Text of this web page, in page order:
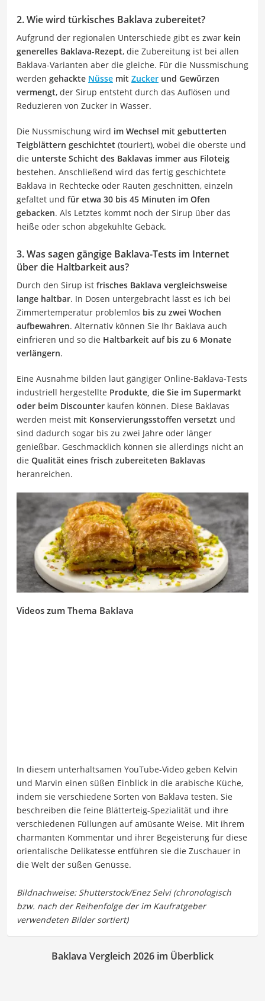
2. Wie wird türkisches Baklava zubereitet?
Aufgrund der regionalen Unterschiede gibt es zwar kein
generelles Baklava-Rezept, die Zubereitung ist bei allen
Baklava-Varianten aber die gleiche. Für die Nussmischung
werden gehackte Nüsse mit Zucker und Gewürzen
vermengt, der Sirup entsteht durch das Auflösen und
Reduzieren von Zucker in Wasser.
Die Nussmischung wird im Wechsel mit gebutterten
Teigblättern geschichtet (touriert), wobei die oberste und
die unterste Schicht des Baklavas immer aus Filoteig
bestehen. Anschließend wird das fertig geschichtete
Baklava in Rechtecke oder Rauten geschnitten, einzeln
gefaltet und für etwa 30 bis 45 Minuten im Ofen
gebacken. Als Letztes kommt noch der Sirup über das
heiße oder schon abgekühlte Gebäck.
3. Was sagen gängige Baklava-Tests im Internet
über die Haltbarkeit aus?
Durch den Sirup ist frisches Baklava vergleichsweise
lange haltbar. In Dosen untergebracht lässt es ich bei
Zimmertemperatur problemlos bis zu zwei Wochen
aufbewahren. Alternativ können Sie Ihr Baklava auch
einfrieren und so die Haltbarkeit auf bis zu 6 Monate
verlängern.
Eine Ausnahme bilden laut gängiger Online-Baklava-Tests
industriell hergestellte Produkte, die Sie im Supermarkt
oder beim Discounter kaufen können. Diese Baklavas
werden meist mit Konservierungsstoffen versetzt und
sind dadurch sogar bis zu zwei Jahre oder länger
genießbar. Geschmacklich können sie allerdings nicht an
die Qualität eines frisch zubereiteten Baklavas
heranreichen.
Videos zum Thema Baklava
In diesem unterhaltsamen YouTube-Video geben Kelvin
und Marvin einen süßen Einblick in die arabische Küche,
indem sie verschiedene Sorten von Baklava testen. Sie
beschreiben die feine Blätterteig-Spezialität und ihre
verschiedenen Füllungen auf amüsante Weise. Mit ihrem
charmanten Kommentar und ihrer Begeisterung für diese
orientalische Delikatesse entführen sie die Zuschauer in
die Welt der süßen Genüsse.
Baklava Vergleich 2026 im Überblick